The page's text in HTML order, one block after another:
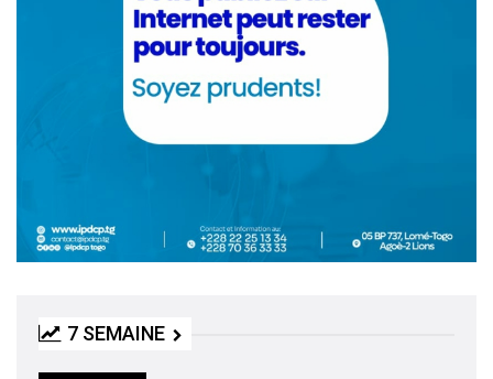
7 SEMAINE